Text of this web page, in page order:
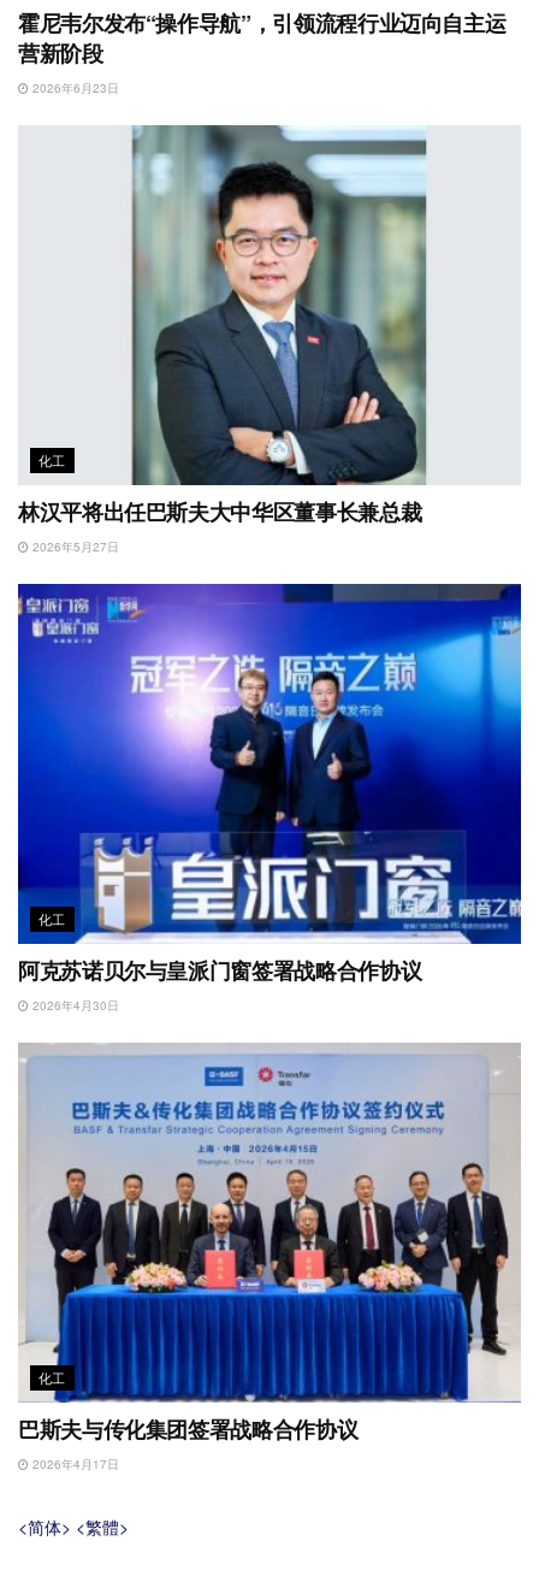
霍尼韦尔发布“操作导航”，引领流程行业迈向自主运
营新阶段
2026年6月23日
化工
林汉平将出任巴斯夫大中华区董事长兼总裁
2026年5月27日
化工
阿克苏诺贝尔与皇派门窗签署战略合作协议
2026年4月30日
化工
巴斯夫与传化集团签署战略合作协议
2026年4月17日
<简体> <繁體>